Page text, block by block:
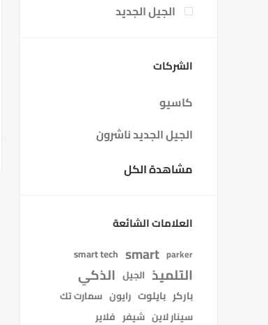
الجيل الجديد
الشركات
كاسيو
الجيل الجديد ناشرون
مشاهدة الكل
العلامات الشائعة
parker
smart
smart tech
التلميذ الجيل الذكي
باركر بايلوت رايون سمارت تك
سينار لاين شيفر فلاير